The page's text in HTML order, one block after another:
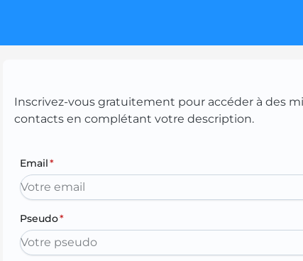
Inscrivez-vous gratuitement pour accéder à des
contacts en complétant votre description.
Email*
Pseudo*